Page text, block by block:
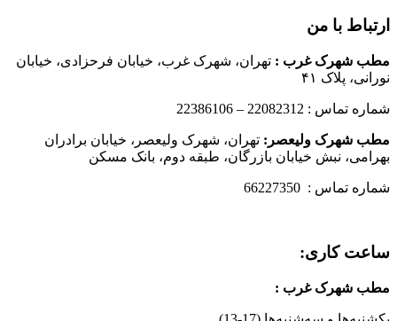
ارتباط با من
مطب شهرک غرب : تهران، شهرک غرب، خیابان فرحزادی، خیابان
نورانی، پلاک ۴۱
شماره تماس : 22082312 – 22386106
مطب شهرک ولیعصر: تهران، شهرک ولیعصر، خیابان برادران
بهرامی، نبش خیابان بازرگان، طبقه دوم، بانک مسکن
شماره تماس : 66227350
ساعت کاری:
مطب شهرک غرب :